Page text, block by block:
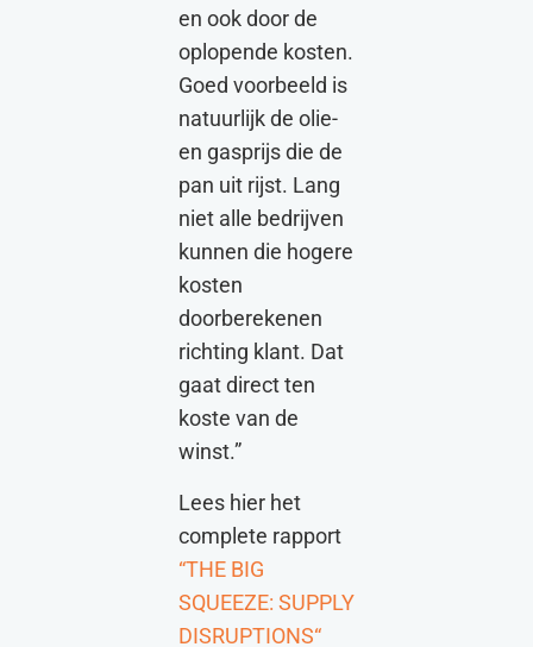
en ook door de
oplopende kosten.
Goed voorbeeld is
natuurlijk de olie-
en gasprijs die de
pan uit rijst. Lang
niet alle bedrijven
kunnen die hogere
kosten
doorberekenen
richting klant. Dat
gaat direct ten
koste van de
winst.”
Lees hier het
complete rapport
“THE BIG
SQUEEZE: SUPPLY
DISRUPTIONS“